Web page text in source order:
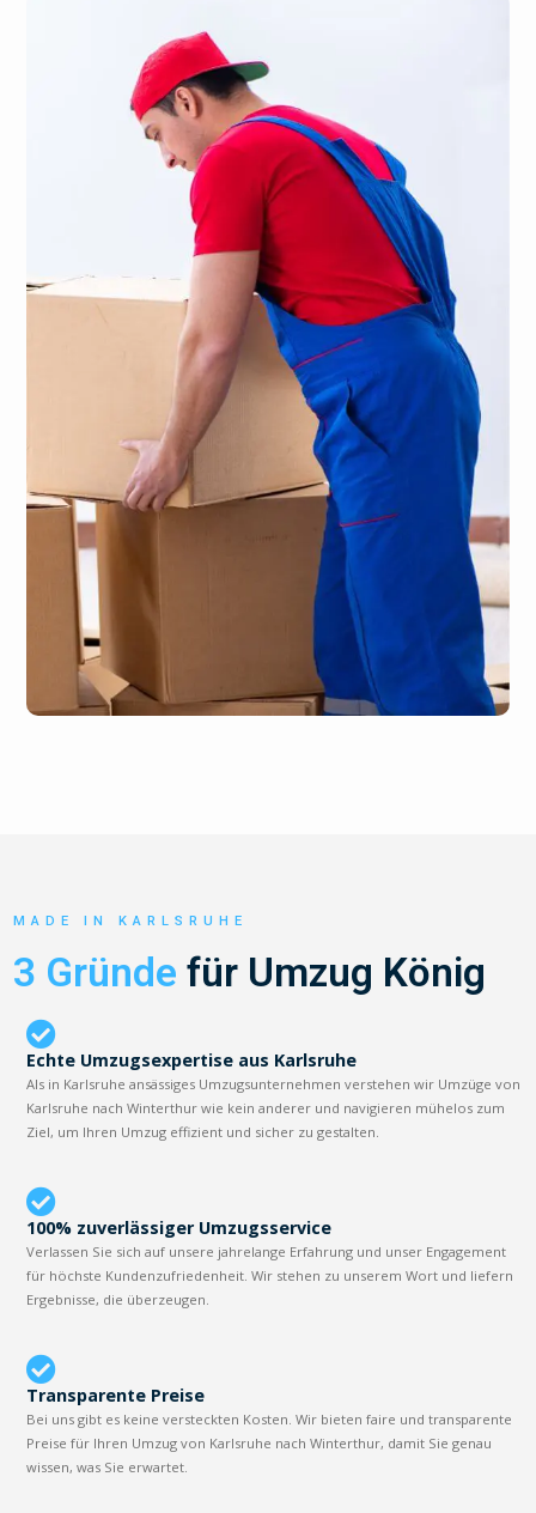
MADE IN KARLSRUHE
3 Gründe für Umzug König
Echte Umzugsexpertise aus Karlsruhe
Als in Karlsruhe ansässiges Umzugsunternehmen verstehen wir Umzüge von
Karlsruhe nach Winterthur wie kein anderer und navigieren mühelos zum
Ziel, um Ihren Umzug effizient und sicher zu gestalten.
100% zuverlässiger Umzugsservice
Verlassen Sie sich auf unsere jahrelange Erfahrung und unser Engagement
für höchste Kundenzufriedenheit. Wir stehen zu unserem Wort und liefern
Ergebnisse, die überzeugen.
Transparente Preise
Bei uns gibt es keine versteckten Kosten. Wir bieten faire und transparente
Preise für Ihren Umzug von Karlsruhe nach Winterthur, damit Sie genau
wissen, was Sie erwartet.